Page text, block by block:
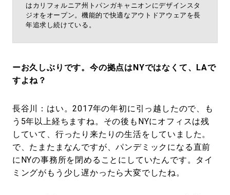
はカリフォルニア州トパンガキャニオンにデザインスタ
ジオをオープン。機能的で快適なアウトドアウェアを長
年追求し続けている。
ーお久しぶりです。今の拠点はNYではなくて、LAで
すよね？
長谷川：はい。2017年の年初に引っ越したので、も
う5年以上経ちますね。その後もNYにオフィスは残
していて、行ったり来たりの生活をしていました。
で、たまたまなんですが、パンデミックになる直前
にNYの事務所を閉めることにしていたんです。タイ
ミングがもう少し遅かったら大変でしたね。